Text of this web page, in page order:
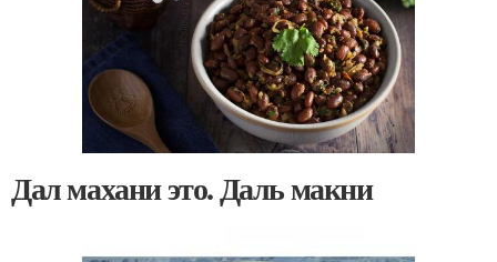
Дал махани это. Даль макни